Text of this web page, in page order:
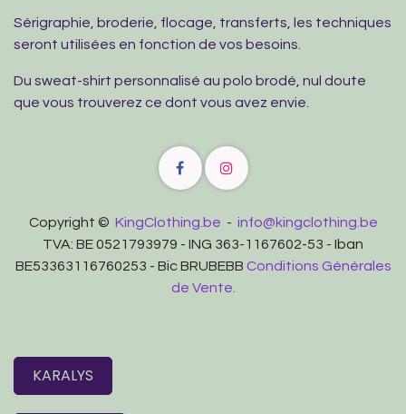
Sérigraphie, broderie, flocage, transferts, les techniques
seront utilisées en fonction de vos besoins.
Du sweat-shirt personnalisé au polo brodé, nul doute
que vous trouverez ce dont vous avez envie.
Copyright © KingClothing.be - info@kingclothing.be
TVA: BE 0521793979 - ING 363-1167602-53 - Iban
BE53363116760253 - Bic BRUBEBB Conditions Générales
de Vente.
KARALYS